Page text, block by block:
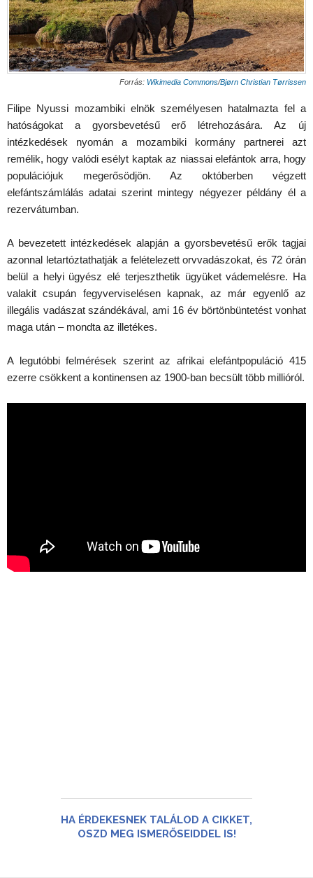
Forrás: Wikimedia Commons/Bjørn Christian Tørrissen
Filipe Nyussi mozambiki elnök személyesen hatalmazta fel a
hatóságokat a gyorsbevetésű erő létrehozására. Az új
intézkedések nyomán a mozambiki kormány partnerei azt
remélik, hogy valódi esélyt kaptak az niassai elefántok arra, hogy
populációjuk megerősödjön. Az októberben végzett
elefántszámlálás adatai szerint mintegy négyezer példány él a
rezervátumban.
A bevezetett intézkedések alapján a gyorsbevetésű erők tagjai
azonnal letartóztathatják a felételezett orvvadászokat, és 72 órán
belül a helyi ügyész elé terjeszthetik ügyüket vádemelésre. Ha
valakit csupán fegyverviselésen kapnak, az már egyenlő az
illegális vadászat szándékával, ami 16 év börtönbüntetést vonhat
maga után – mondta az illetékes.
A legutóbbi felmérések szerint az afrikai elefántpopuláció 415
ezerre csökkent a kontinensen az 1900-ban becsült több millióról.
HA ÉRDEKESNEK TALÁLOD A CIKKET,
OSZD MEG ISMERŐSEIDDEL IS!